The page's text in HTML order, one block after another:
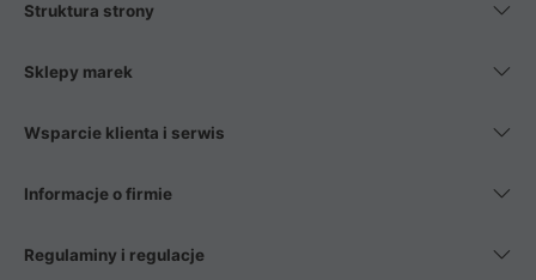
Struktura strony
Sklepy marek
Wsparcie klienta i serwis
Informacje o firmie
Regulaminy i regulacje